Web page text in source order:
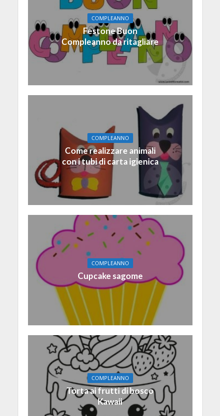
COMPLEANNO
Festone Buon
Compleanno da ritagliare
COMPLEANNO
Come realizzare animali
con i tubi di carta igienica
COMPLEANNO
Cupcake sagome
COMPLEANNO
Torta ai frutti di bosco
Kawaii